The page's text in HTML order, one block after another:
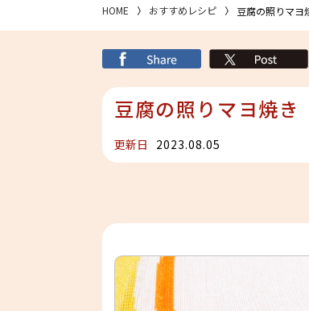
HOME おすすめレシピ 豆腐の照りマヨ
豆腐の照りマヨ焼き
更新日 2023.08.05